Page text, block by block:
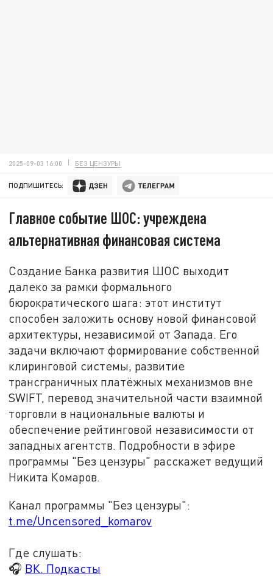
2025-09-03 16:00 БЕЗ ЦЕНЗУРЫ
ПОДПИШИТЕСЬ:
Главное событие ШОС: учреждена
альтернативная финансовая система
Создание Банка развития ШОС выходит
далеко за рамки формального
бюрократического шага: этот институт
способен заложить основу новой финансовой
архитектуры, независимой от Запада. Его
задачи включают формирование собственной
клиринговой системы, развитие
трансграничных платёжных механизмов вне
SWIFT, перевод значительной части взаимной
торговли в национальные валюты и
обеспечение рейтинговой независимости от
западных агентств. Подробности в эфире
программы "Без цензуры" расскажет ведущий
Никита Комаров.
Канал программы "Без цензуры":
t.me/Uncensored_komarov
Где слушать:
🎧 ВК. Подкасты